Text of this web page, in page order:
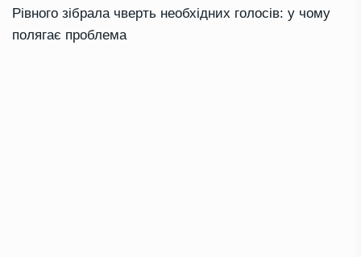
Рівного зібрала чверть необхідних голосів: у чому
полягає проблема